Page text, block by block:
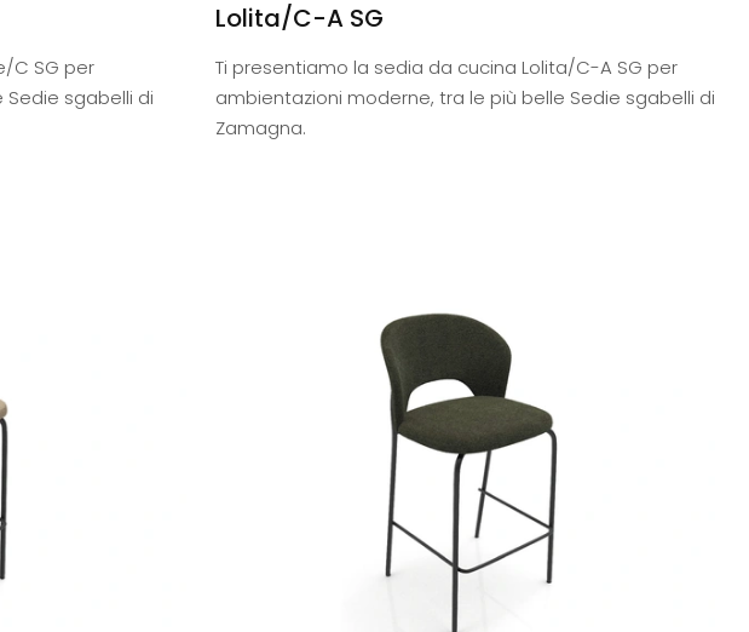
C SG per
sgabelli di
Lolita/C-A SG
Ti presentiamo la sedia da cucina Lolita/C-A SG per
ambientazioni moderne, tra le più belle Sedie sgabelli di
Zamagna.